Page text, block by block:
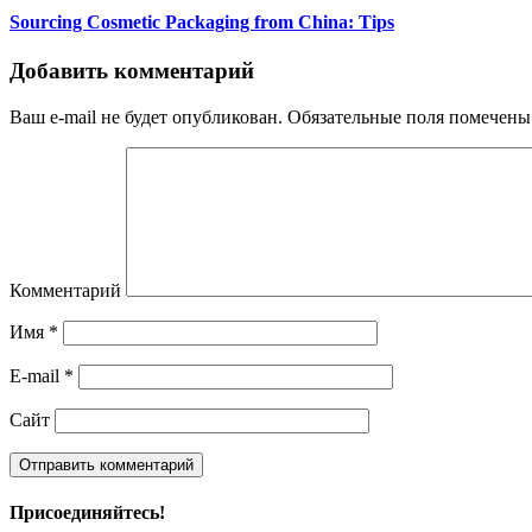
Sourcing Cosmetic Packaging from China: Tips
Добавить комментарий
Ваш e-mail не будет опубликован. Обязательные поля
Комментарий
Имя *
E-mail *
Сайт
Присоединяйтесь!